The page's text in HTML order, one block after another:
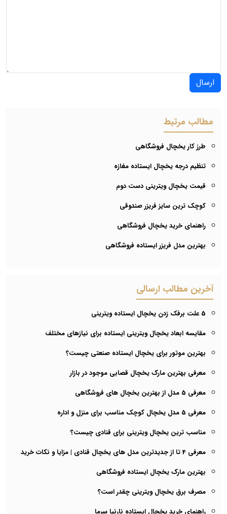
ارسال
مطالب مرتبط
طرز کار یخچال فروشگاهی
تنظیم درجه یخچال ایستاده مغازه
قیمت یخچال ویترینی دست دوم
کوچک ترین سایز فریزر صندوقی
راهنمای خرید یخچال فروشگاهی
بهترین مدل فریزر ایستاده فروشگاهی
آخرین مطالب ارسالی
5 علت برفک زدن یخچال ایستاده ویترینی
مقایسه ابعاد یخچال ویترینی ایستاده برای نیازهای مختلف
بهترین موتور برای یخچال ایستاده صنعتی چیست؟
معرفی بهترین مارک یخچال قصابی موجود در بازار
معرفی 5 مدل از بهترین یخچال های فروشگاهی
معرفی 5 مدل یخچال کوچک مناسب برای منزل و اداره
مناسب ترین یخچال ویترینی برای قنادی چیست؟
معرفی 4 تا از جدیدترین مدل های یخچال قنادی | مزایا و نکات خرید
بهترین مارک یخچال ایستاده فروشگاهی
مصرف برق یخچال ویترینی چقدر است؟